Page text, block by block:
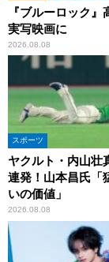
『ブルーロック
実写映画に
2026.08.08
スポーツ
ヤクルト・内山壮
連発！山本昌氏「
いの価値」
2026.08.08